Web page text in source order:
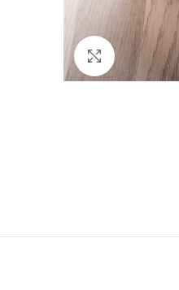
Cliquez